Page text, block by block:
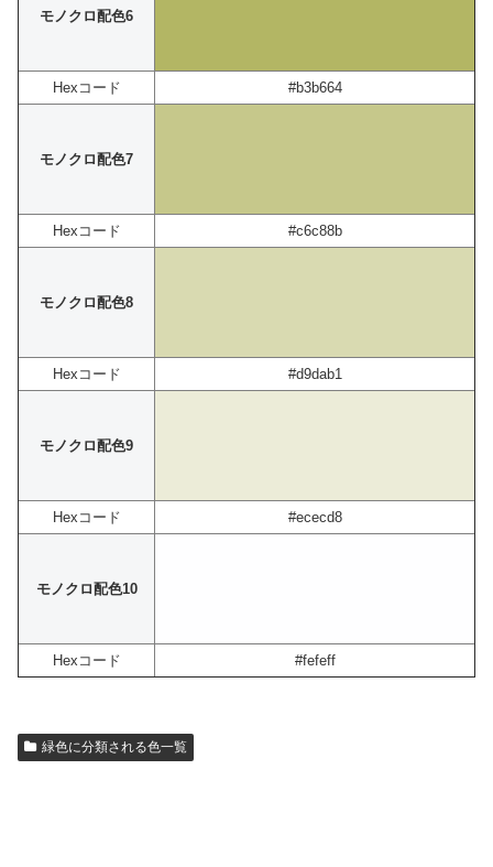
モノクロ配色6
Hexコード #b3b664
モノクロ配色7
Hexコード #c6c88b
モノクロ配色8
Hexコード #d9dab1
モノクロ配色9
Hexコード #ececd8
モノクロ配色10
Hexコード #fefeff
緑色に分類される色一覧